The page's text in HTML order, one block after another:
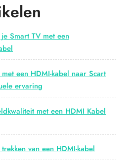
Een
revolutie”
Smart TV met een
een HDMI-kabel naar Scart
ervaring
met een HDMI Kabel
van een HDMI-kabel